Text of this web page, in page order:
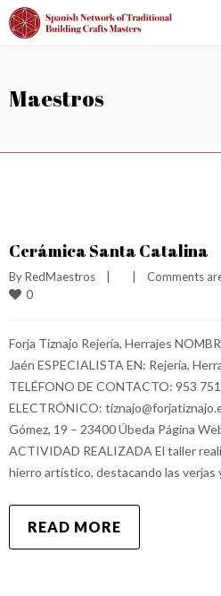
Maestros
Cerámica Santa Catalina
By RedMaestros Comments
0
Forja Tiznajo Rejería, Herrajes
Jaén ESPECIALISTA EN: Rejería,
TELÉFONO DE CONTACTO: 953
ELECTRÓNICO:
Gómez, 19 – 23400 Úbeda Página
ACTIVIDAD REALIZADA El taller
hierro artístico, destacando las verjas
READ MORE